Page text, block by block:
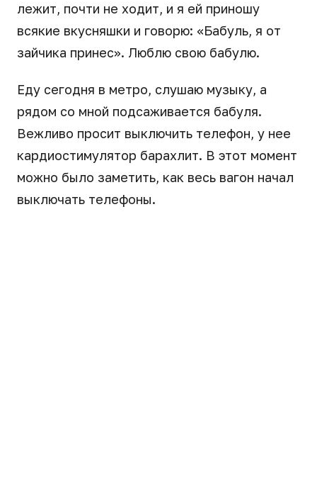
лежит, почти не ходит, и я ей приношу
всякие вкусняшки и говорю: «Бабуль, я от
зайчика принес». Люблю свою бабулю.
Еду сегодня в метро, слушаю музыку, а
рядом со мной подсаживается бабуля.
Вежливо просит выключить телефон, у нее
кардиостимулятор барахлит. В этот момент
можно было заметить, как весь вагон начал
выключать телефоны.